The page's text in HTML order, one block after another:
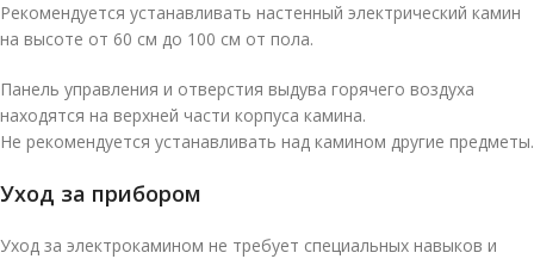
Рекомендуется устанавливать настенный электрический камин
на высоте от 60 см до 100 см от пола.
Панель управления и отверстия выдува горячего воздуха
находятся на верхней части корпуса камина.
Не рекомендуется устанавливать над камином другие предметы.
Уход за прибором
Уход за электрокамином не требует специальных навыков и